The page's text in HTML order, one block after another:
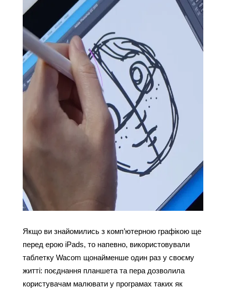
Якщо ви знайомились з комп’ютерною графікою ще
перед ерою iPads, то напевно, використовували
таблетку Wacom щонайменше один раз у своєму
житті: поєднання планшета та пера дозволила
користувачам малювати у програмах таких як